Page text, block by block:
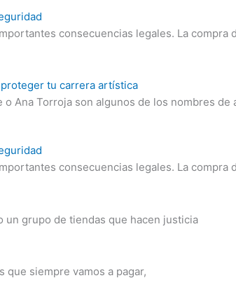
consecuencias legales. La compra
tu carrera artística
Ana Torroja son algunos de los nombres
consecuencias legales. La compra
un grupo de tiendas que hacen justicia
siempre vamos a pagar,